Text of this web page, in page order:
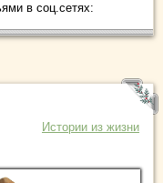
в соц.сетях:
Истории из жизни